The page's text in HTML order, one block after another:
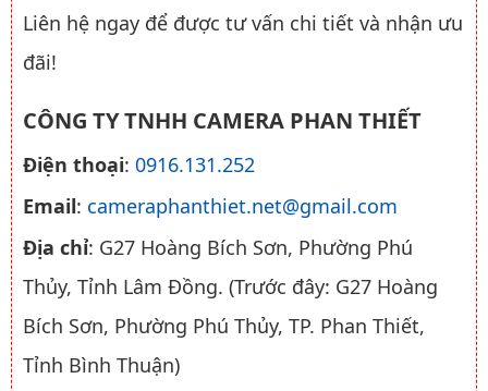
Liên hệ ngay để được tư vấn chi tiết và nhận ưu
đãi!
CÔNG TY TNHH CAMERA PHAN THIẾT
Điện thoại: 0916.131.252
Email: cameraphanthiet.net@gmail.com
Địa chỉ: G27 Hoàng Bích Sơn, Phường Phú
Thủy, Tỉnh Lâm Đồng. (Trước đây: G27 Hoàng
Bích Sơn, Phường Phú Thủy, TP. Phan Thiết,
Tỉnh Bình Thuận)